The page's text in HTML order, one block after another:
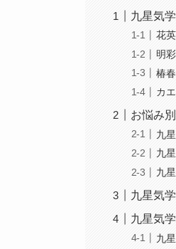
九星気
花
明
椿
カ
お悩み
九
九
九
九星気
九星気
九